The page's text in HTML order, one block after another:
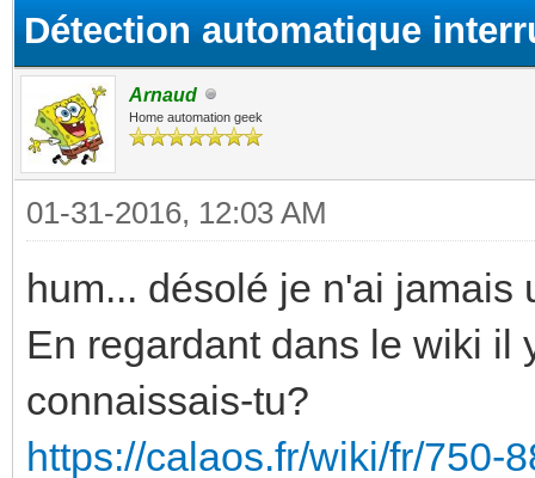
Détection automatique
Arnaud
Home automation geek
01-31-2016, 12:03 AM
hum... désolé je n'ai jamais
En regardant dans le wiki il
connaissais-tu?
https://calaos.fr/wiki/fr/750-